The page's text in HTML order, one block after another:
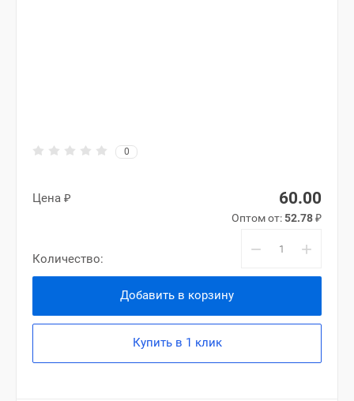
0
Цена ₽ 60.00
Оптом от:52.78₽
Количество: − +
Добавить в корзину
Купить в 1 клик